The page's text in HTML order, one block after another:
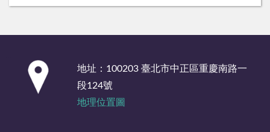
地址：100203 臺北市中正區重慶南路一
段124號
地理位置圖